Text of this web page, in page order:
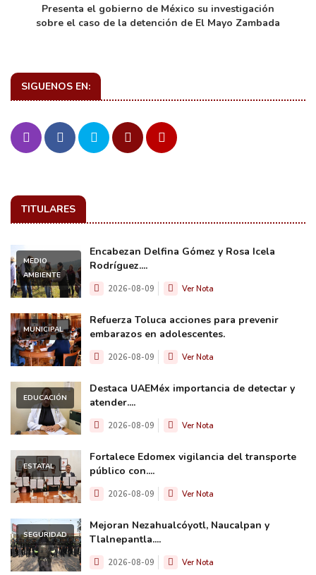
Presenta el gobierno de México su investigación
sobre el caso de la detención de El Mayo Zambada
SIGUENOS EN:
TITULARES
MEDIO
AMBIENTE
Encabezan Delfina Gómez y Rosa Icela
Rodríguez....
2026-08-09 Ver Nota
MUNICIPAL
Refuerza Toluca acciones para prevenir
embarazos en adolescentes.
2026-08-09 Ver Nota
EDUCACIÓN
Destaca UAEMéx importancia de detectar y
atender....
2026-08-09 Ver Nota
ESTATAL
Fortalece Edomex vigilancia del transporte
público con....
2026-08-09 Ver Nota
SEGURIDAD
Mejoran Nezahualcóyotl, Naucalpan y
Tlalnepantla....
2026-08-09 Ver Nota